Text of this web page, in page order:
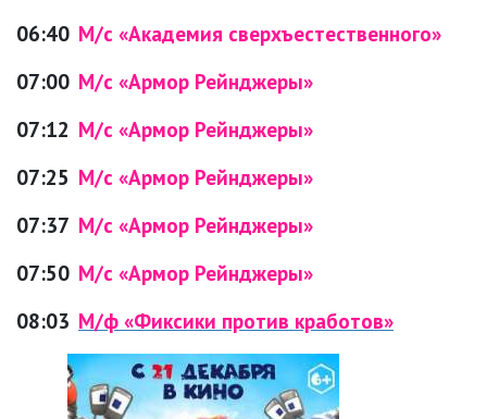
06:40 М/с «Академия сверхъестественного»
07:00 М/с «Армор Рейнджеры»
07:12 М/с «Армор Рейнджеры»
07:25 М/с «Армор Рейнджеры»
07:37 М/с «Армор Рейнджеры»
07:50 М/с «Армор Рейнджеры»
08:03 М/ф «Фиксики против кработов»